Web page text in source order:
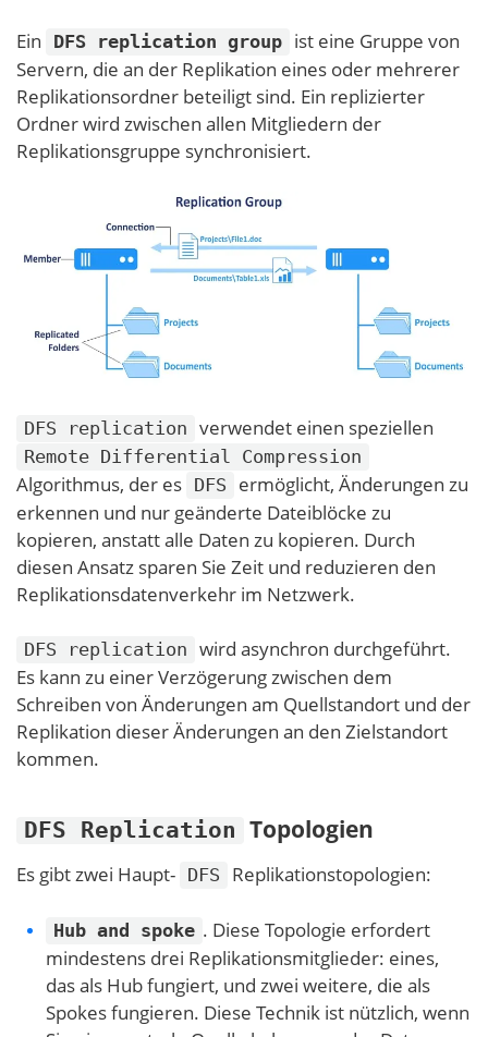
Ein DFS replication group ist eine Gruppe von
Servern, die an der Replikation eines oder mehrerer
Replikationsordner beteiligt sind. Ein replizierter
Ordner wird zwischen allen Mitgliedern der
Replikationsgruppe synchronisiert.
DFS replication verwendet einen speziellen
Remote Differential Compression
Algorithmus, der es DFS
ermöglicht, Änderungen zu
erkennen und nur geänderte Dateiblöcke zu
kopieren, anstatt alle Daten zu kopieren. Durch
diesen Ansatz sparen Sie Zeit und reduzieren den
Replikationsdatenverkehr im Netzwerk.
DFS replication wird asynchron durchgeführt.
Es kann zu einer Verzögerung zwischen dem
Schreiben von Änderungen am Quellstandort und der
Replikation dieser Änderungen an den Zielstandort
kommen.
DFS Replication Topologien
Es gibt zwei Haupt- DFS Replikationstopologien:
Hub and spoke . Diese Topologie erfordert
mindestens drei Replikationsmitglieder: eines,
das als Hub fungiert, und zwei weitere, die als
Spokes fungieren. Diese Technik ist nützlich, wenn